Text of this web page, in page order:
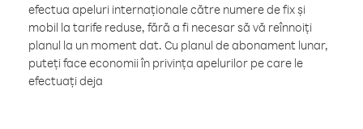
efectua apeluri internaționale către numere de fix și
mobil la tarife reduse, fără a fi necesar să vă reînnoiți
planul la un moment dat. Cu planul de abonament lunar,
puteți face economii în privința apelurilor pe care le
efectuați deja